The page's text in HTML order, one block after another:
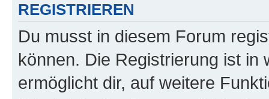
REGISTRIEREN
Du musst in diesem Forum
können. Die Registrierung ist in
ermöglicht dir, auf weitere